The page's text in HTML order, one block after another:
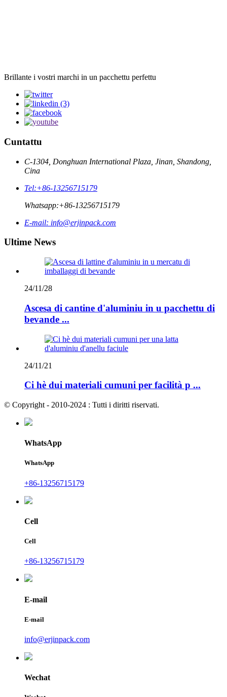
Brillante i vostri marchi in un pacchettu perfettu
Cuntattu
C-1304, Donghuan International Plaza, Jinan, Shandong,
Cina
Tel:+86-13256715179
Whatsapp:+86-13256715179
E-mail: info@erjinpack.com
Ultime News
24/11/28
Ascesa di cantine d'aluminiu in u pacchettu di
bevande ...
24/11/21
Ci hè dui materiali cumuni per facilità p ...
© Copyright - 2010-2024 : Tutti i diritti riservati.
WhatsApp
WhatsApp
+86-13256715179
Cell
Cell
+86-13256715179
E-mail
E-mail
info@erjinpack.com
Wechat